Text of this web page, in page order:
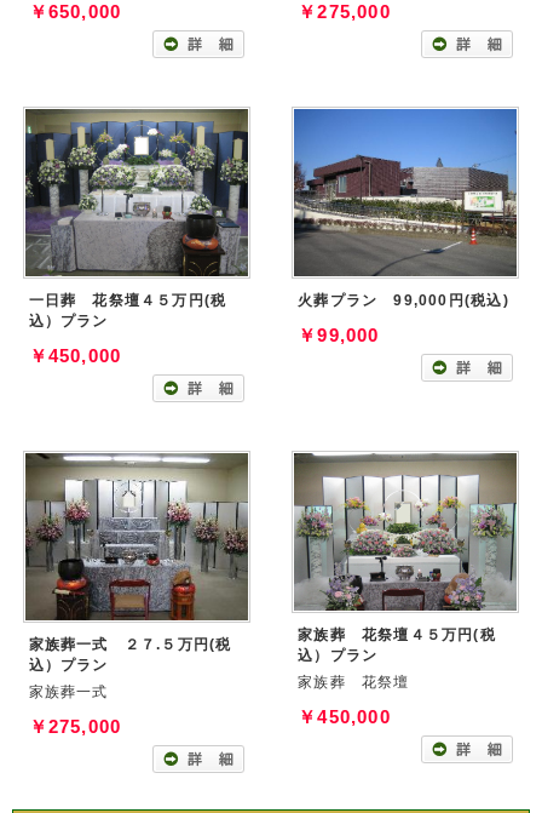
￥650,000 ￥275,000
一日葬 花祭壇４５万円(税
込）プラン
￥450,000
火葬プラン 99,000円(税込)
￥99,000
家族葬一式 ２７.５万円(税
込）プラン
家族葬一式
￥275,000
家族葬 花祭壇４５万円(税
込）プラン
家族葬 花祭壇
￥450,000